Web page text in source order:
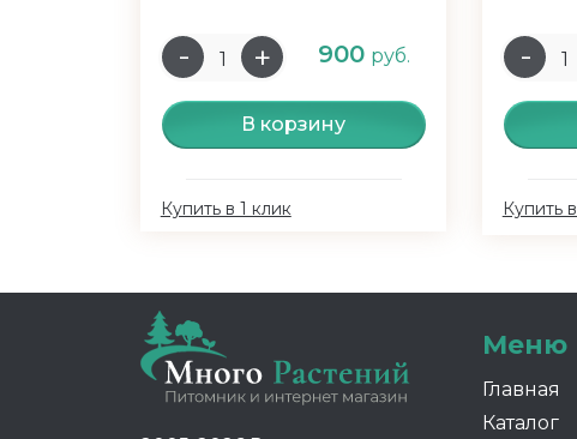
900 руб.
В корзину
Купить в 1 клик Купить
Меню
Главная
Каталог